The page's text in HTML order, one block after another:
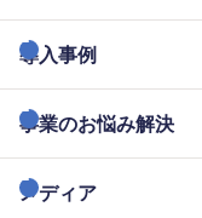
導入事例
事業のお悩み解決
メディア